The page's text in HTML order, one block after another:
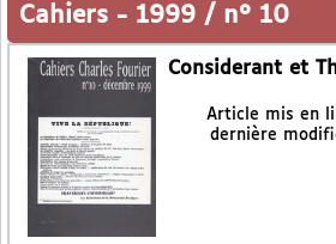
Cahiers - 1999 / n° 10
Considerant et
Article mis en
dernière